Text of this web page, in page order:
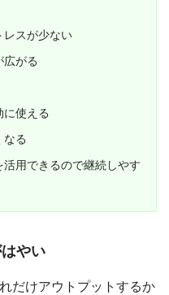
レスが少ない
がる
使える
なる
用できるので継続しやす
やい
だけアウトプットするか